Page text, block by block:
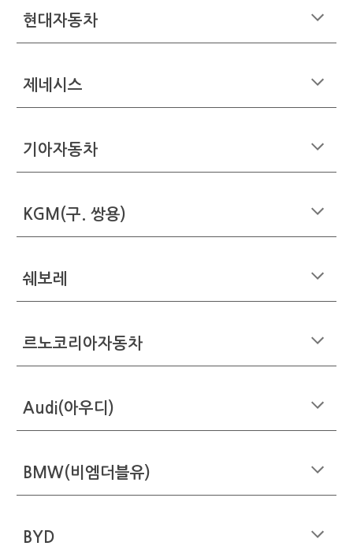
현대자동차
제네시스
기아자동차
KGM(구. 쌍용)
쉐보레
르노코리아자동차
Audi(아우디)
BMW(비엠더블유)
BYD